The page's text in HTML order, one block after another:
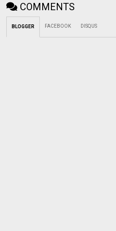
COMMENTS
BLOGGER FACEBOOK DISQUS